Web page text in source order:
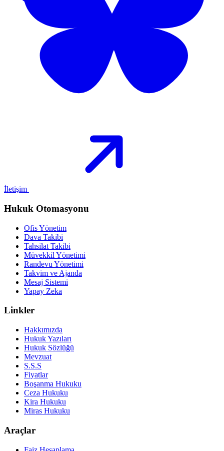
İletişim
Hukuk Otomasyonu
Ofis Yönetim
Dava Takibi
Tahsilat Takibi
Müvekkil Yönetimi
Randevu Yönetimi
Takvim ve Ajanda
Mesaj Sistemi
Yapay Zeka
Linkler
Hakkımızda
Hukuk Yazıları
Hukuk Sözlüğü
Mevzuat
S.S.S
Fiyatlar
Boşanma Hukuku
Ceza Hukuku
Kira Hukuku
Miras Hukuku
Araçlar